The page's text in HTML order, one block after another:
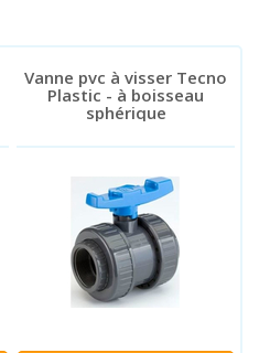
Vanne pvc à visser Tecno
Plastic - à boisseau
sphérique